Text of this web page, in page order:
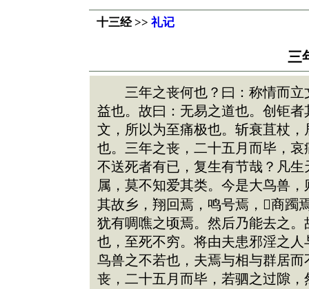
十三经 >> 礼记
三
三年之丧何也？曰：称情而立
益也。故曰：无易之道也。创钜
文，所以为至痛极也。斩衰苴杖
也。三年之丧，二十五月而毕，
不送死者有已，复生有节哉？凡
属，莫不知爱其类。今是大鸟兽
其故乡，翔回焉，鸣号焉，商躅
犹有啁噍之顷焉。然后乃能去之
也，至死不穷。将由夫患邪淫之
鸟兽之不若也，夫焉与相与群居
丧，二十五月而毕，若驷之过隙